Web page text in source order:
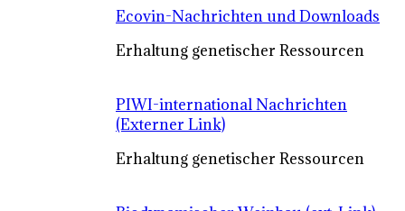
Ecovin-Nachrichten und Downloads
Erhaltung genetischer Ressourcen
PIWI-international Nachrichten
(Externer Link)
Erhaltung genetischer Ressourcen